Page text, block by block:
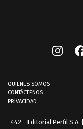
QUIENES SOMOS
CONTÁCTENOS
PRIVACIDAD
442 - Editorial Perfil S.A.